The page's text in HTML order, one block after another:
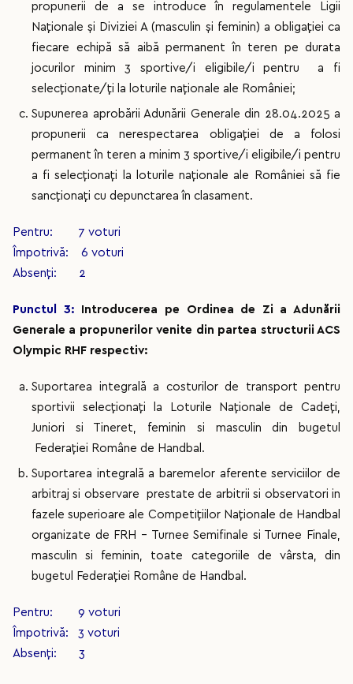
propunerii de a se introduce în regulamentele Ligii
Naționale și Diviziei A (masculin și feminin) a obligației ca
fiecare echipă să aibă permanent în teren pe durata
jocurilor minim 3 sportive/i eligibile/i pentru a fi
selecționate/ți la loturile naționale ale României;
Supunerea aprobării Adunării Generale din 28.04.2025 a
propunerii ca nerespectarea obligației de a folosi
permanent în teren a minim 3 sportive/i eligibile/i pentru
a fi selecționați la loturile naționale ale României să fie
sancționați cu depunctarea în clasament.
Pentru: 7 voturi
Împotrivă: 6 voturi
Absenți: 2
Punctul 3:
Introducerea pe Ordinea de Zi a Adunării
Generale a propunerilor venite din partea structurii ACS
Olympic RHF respectiv:
Suportarea integrală a costurilor de transport pentru
sportivii selecționați la Loturile Naționale de Cadeți,
Juniori si Tineret, feminin si masculin din bugetul
Federației Române de Handbal.
Suportarea integrală a baremelor aferente serviciilor de
arbitraj si observare prestate de arbitrii si observatori in
fazele superioare ale Competițiilor Naționale de Handbal
organizate de FRH - Turnee Semifinale si Turnee Finale,
masculin si feminin, toate categoriile de vârsta, din
bugetul Federației Române de Handbal.
Pentru: 9 voturi
Împotrivă: 3 voturi
Absenți: 3